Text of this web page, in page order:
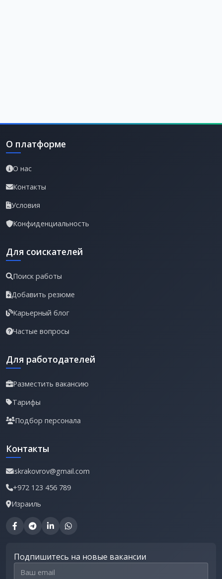
О платформе
О нас
Контакты
Условия
Конфиденциальность
Для соискателей
Поиск работы
Добавить резюме
Карьерный блог
Частые вопросы
Для работодателей
Разместить вакансию
Тарифы
Подбор персонала
Контакты
iskrakovrov@gmail.com
+972 123 456 789
Израиль
Подпишитесь на новые вакансии
Email для подписки